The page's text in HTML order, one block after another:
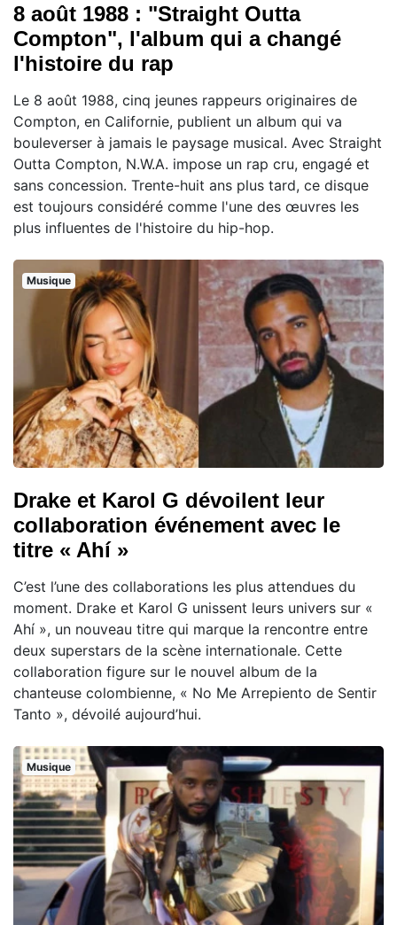
8 août 1988 : "Straight Outta
Compton", l'album qui a changé
l'histoire du rap
Le 8 août 1988, cinq jeunes rappeurs originaires de
Compton, en Californie, publient un album qui va
bouleverser à jamais le paysage musical. Avec Straight
Outta Compton, N.W.A. impose un rap cru, engagé et
sans concession. Trente-huit ans plus tard, ce disque
est toujours considéré comme l'une des œuvres les
plus influentes de l'histoire du hip-hop.
Musique
Drake et Karol G dévoilent leur
collaboration événement avec le
titre « Ahí »
C’est l’une des collaborations les plus attendues du
moment. Drake et Karol G unissent leurs univers sur «
Ahí », un nouveau titre qui marque la rencontre entre
deux superstars de la scène internationale. Cette
collaboration figure sur le nouvel album de la
chanteuse colombienne, « No Me Arrepiento de Sentir
Tanto », dévoilé aujourd’hui.
Musique